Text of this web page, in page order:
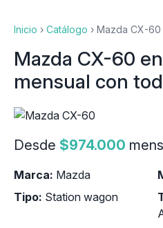
Inicio › Catálogo › Mazda CX-60
Mazda CX-60
mensual con
Desde $974.000
Marca: Mazda
Tipo: Station wagon